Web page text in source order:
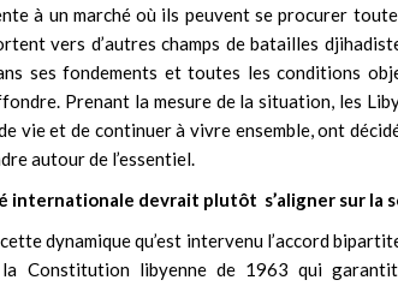
à un marché où ils peuvent se procurer
vers d’autres champs de batailles
ses fondements et toutes les conditions
Prenant la mesure de la situation, les
vie et de continuer à vivre ensemble, ont
autour de l’essentiel.
internationale devrait plutôt s’aligner sur la
dynamique qu’est intervenu l’accord
Constitution libyenne de 1963 qui garantit